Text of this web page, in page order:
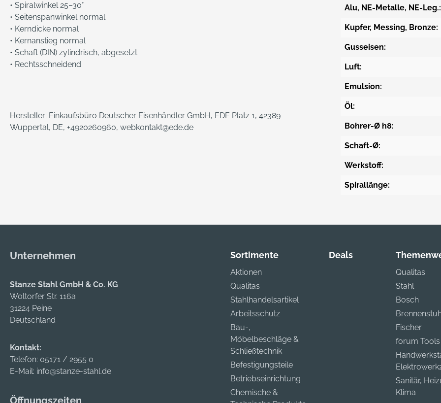
• Spiralwinkel 25–30°
• Seitenspanwinkel normal
• Kerndicke normal
• Kernanstieg normal
• Schaft (DIN) zylindrisch, abgesetzt
• Rechtsschneidend
Hersteller: Einkaufsbüro Deutscher Eisenhändler GmbH, EDE Platz 1, 42389
Wuppertal, DE, +4920260960, webkontakt@ede.de
Alu, NE-Metalle, NE-Leg.:
Kupfer, Messing, Bronze:
Gusseisen:
Luft:
Emulsion:
Öl:
Bohrer-Ø h8:
Schaft-Ø:
Werkstoff:
Spirallänge:
Unternehmen
Stanze Stahl GmbH & Co. KG
Woltorfer Str. 116a
31224 Peine
Deutschland
Kontakt:
Telefon: 05171 / 2955 0
E-Mail: info@stanze-stahl.de
Sortimente
Aktionen
Qualitas
Stahlhandelsartikel
Arbeitsschutz
Bau-,
Möbelbeschläge &
Schließtechnik
Befestigungsteile
Betriebseinrichtung
Chemische &
Deals
Qualitas
Stahl
Bosch
Fischer
forum Tools
Sanitär,
Klima